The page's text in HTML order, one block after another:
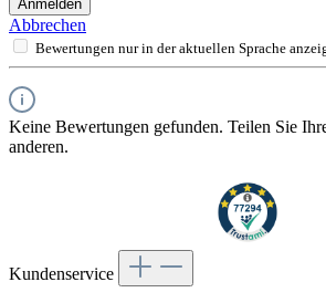
Anmelden
Abbrechen
Bewertungen nur in der aktuellen Sprache
Keine Bewertungen gefunden. Teilen Sie
anderen.
Kundenservice